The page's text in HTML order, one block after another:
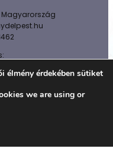
Magyarország
élmény érdekében sütiket
we are using or